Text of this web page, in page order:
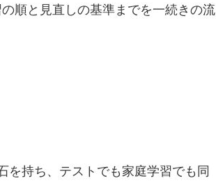
順と見直しの基準までを一続きの流
を持ち、テストでも家庭学習でも同